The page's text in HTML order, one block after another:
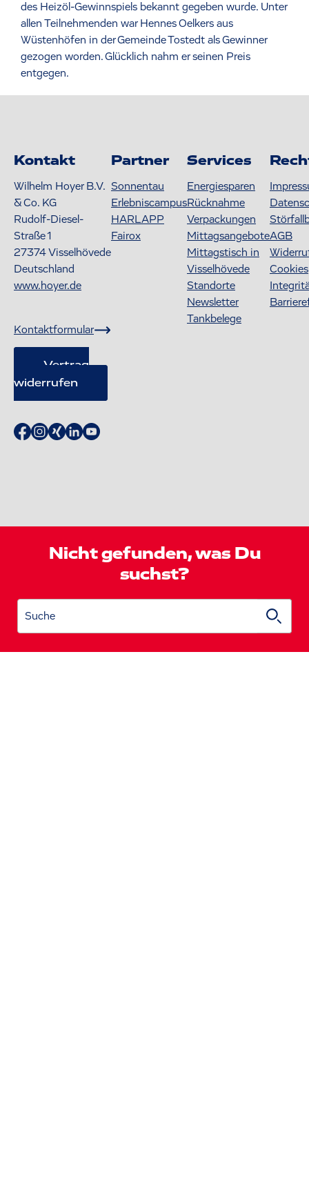
des Heizöl-Gewinnspiels bekannt gegeben wurde. Unter
allen Teilnehmenden war Hennes Oelkers aus
Wüstenhöfen in der Gemeinde Tostedt als Gewinner
gezogen worden. Glücklich nahm er seinen Preis
entgegen.
Kontakt
Wilhelm Hoyer B.V.
& Co. KG
Rudolf-Diesel-
Straße 1
27374Visselhövede
Deutschland
www.hoyer.de
Kontaktformular
Vertrag
widerrufen
Partner
Sonnentau
Erlebniscampus
HARLAPP
Fairox
Services
Energiesparen
Rücknahme
Verpackungen
Mittagsangebote
Mittagstisch in
Visselhövede
Standorte
Newsletter
Tankbelege
AGB
Cookies
Nicht gefunden, was Du
suchst?
Suche